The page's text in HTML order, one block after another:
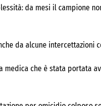
da mesi il campione
da alcune
medica che è stata portata